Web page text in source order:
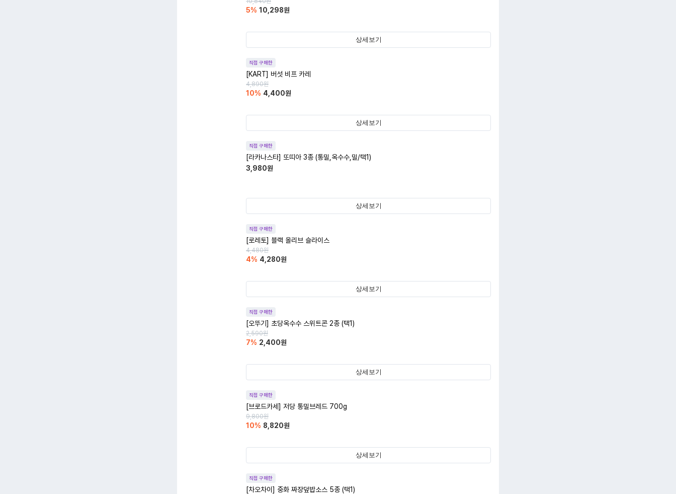
5% 10,298원
상세보기
직접 구매한
[KART] 버섯 비프 카레
4,890원
10% 4,400원
상세보기
직접 구매한
[라카나스타] 또띠아 3종 (통밀,옥수수,밀/택1)
3,980원
상세보기
직접 구매한
[로레토] 블랙 올리브 슬라이스
4,480원
4% 4,280원
상세보기
직접 구매한
[오뚜기] 초당옥수수 스위트콘 2종 (택1)
2,590원
7% 2,400원
상세보기
직접 구매한
[브로드카세] 저당 통밀브레드 700g
9,800원
10% 8,820원
상세보기
직접 구매한
[차오차이] 중화 짜장덮밥소스 5종 (택1)